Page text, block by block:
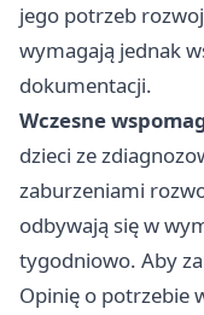
jego potrzeb
wymagają jednak
dokumentacji.
Wczesne
dzieci ze
zaburzeniami
odbywają się w
tygodniowo. Aby
Opinię o potrzebie